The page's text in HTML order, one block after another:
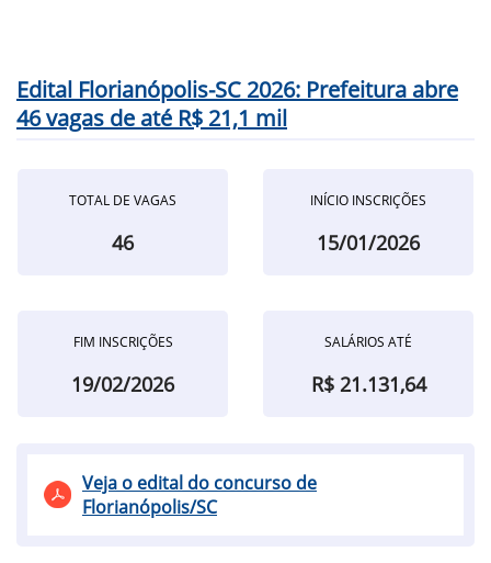
Edital Florianópolis-SC 2026: Prefeitura abre
46 vagas de até R$ 21,1 mil
TOTAL DE VAGAS
46
INÍCIO INSCRIÇÕES
15/01/2026
FIM INSCRIÇÕES
19/02/2026
SALÁRIOS ATÉ
R$ 21.131,64
Veja o edital do concurso de
Florianópolis/SC